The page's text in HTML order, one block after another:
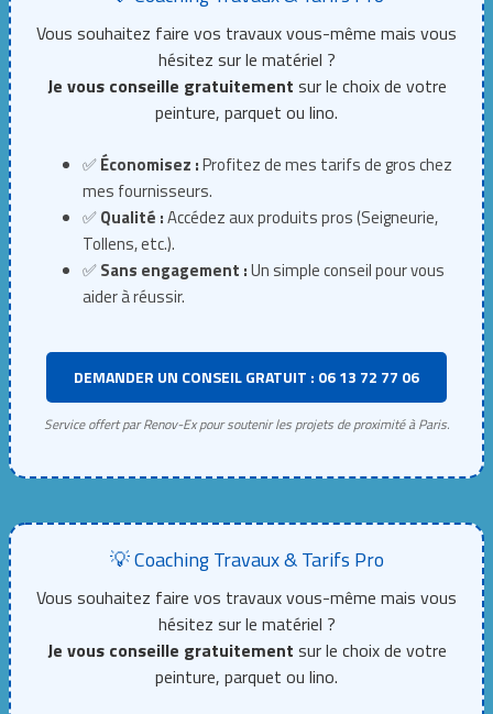
Vous souhaitez faire vos travaux vous-même mais vous
hésitez sur le matériel ?
Je vous conseille gratuitement sur le choix de votre
peinture, parquet ou lino.
✅Économisez :Profitez de mes tarifs de gros chez
mes fournisseurs.
✅Qualité :Accédez aux produits pros (Seigneurie,
Tollens, etc.).
✅Sans engagement :Un simple conseil pour vous
aider à réussir.
DEMANDER UN CONSEIL GRATUIT : 06 13 72 77 06
Service offert par Renov-Ex pour soutenir les projets de proximité à Paris.
💡 Coaching Travaux & Tarifs Pro
Vous souhaitez faire vos travaux vous-même mais vous
hésitez sur le matériel ?
Je vous conseille gratuitement sur le choix de votre
peinture, parquet ou lino.